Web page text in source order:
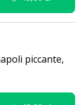
piccante,